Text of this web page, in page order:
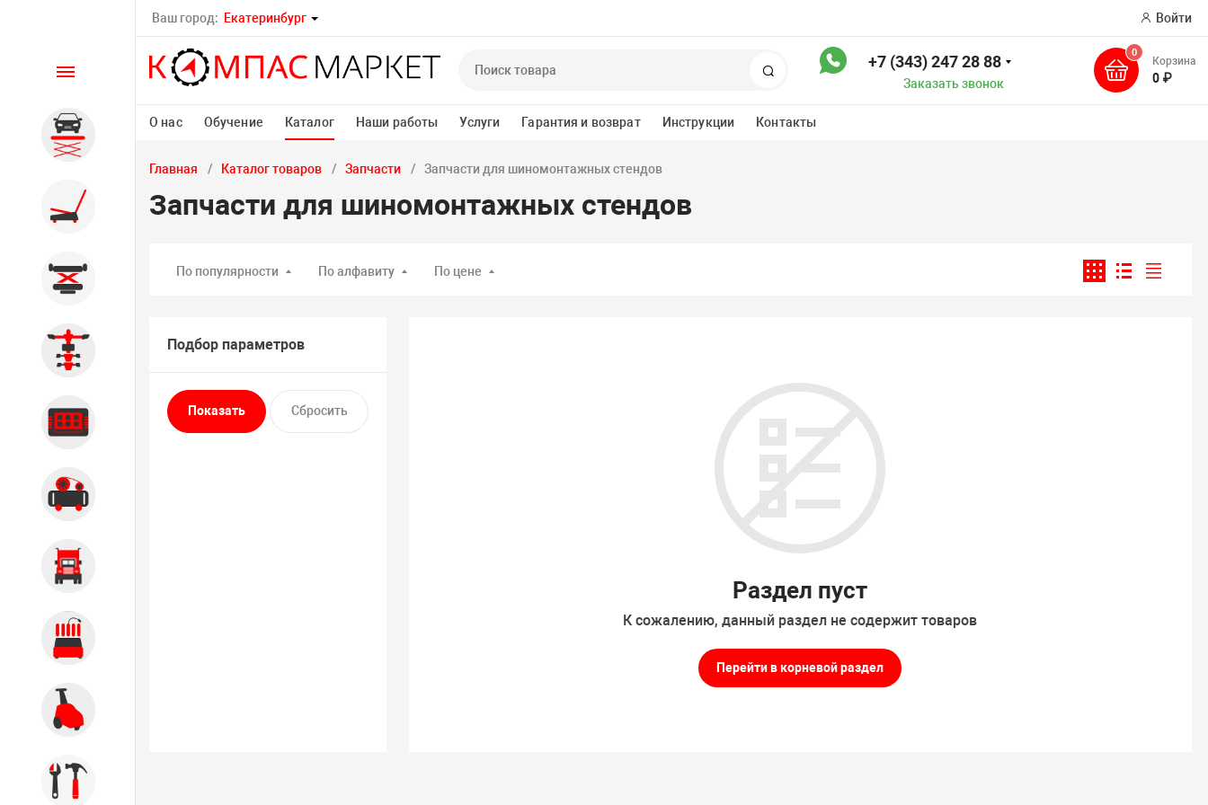
Ваш город: Екатеринбург Войти
Поиск +7 (343) 247 28 88
Заказать звонок
0
Корзина
0 ₽
О нас Обучение Каталог Наши работы Услуги Гарантия и возврат Инструкции Контакты
Каталог
Автомобильные подъемники
Шиномонтажное
оборудование
Общегаражное
Стенды сход-развал
Диагностика
Главная Каталог товаров Запчасти Запчасти для шиномонтажных стендов
Запчасти для шиномонтажных стендов
По популярности По алфавиту По цене
Подбор параметров
Раздел пуст
К сожалению, данный раздел не содержит товаров
Перейти в корневой раздел